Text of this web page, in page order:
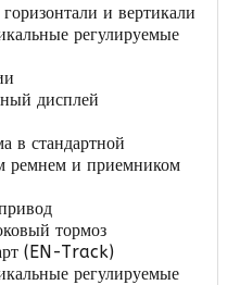
и вертикали
регулируемые
дисплей
в стандартной
ремнем и приемником
тормоз
(EN-Track)
регулируемые